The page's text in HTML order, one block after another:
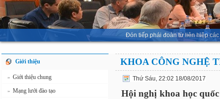
Đón tiếp phái đoàn từ liên hiệp
Giới thiệu
» Giới thiệu chung
» Mạng lưới đào tạo
KHOA CÔNG NGHỆ
Thứ Sáu, 22:02 18/08/2017
Hội nghị khoa học